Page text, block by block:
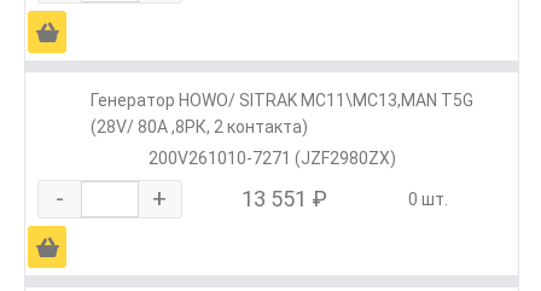
Ä
Генератор HOWO/ SITRAK МС11\МС13,MAN T5G
(28V/ 80А ,8РК, 2 контакта)
200V261010-7271 (JZF2980ZX)
- + 13 551 ₽ 0 шт.
Ä